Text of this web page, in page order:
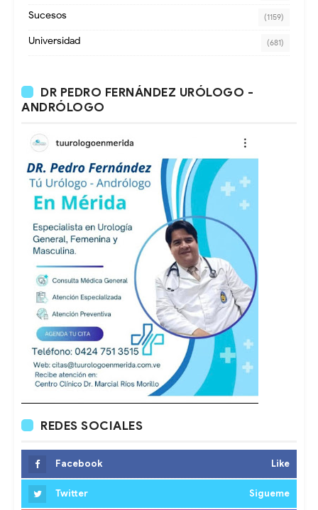
Sucesos (1159)
Universidad (681)
DR PEDRO FERNÁNDEZ URÓLOGO -
ANDRÓLOGO
REDES SOCIALES
Facebook Like
Twitter Sigueme